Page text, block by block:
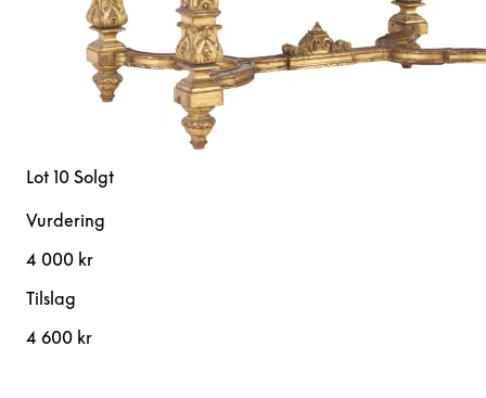
Lot 10 Solgt
Vurdering
4 000 kr
Tilslag
4 600 kr